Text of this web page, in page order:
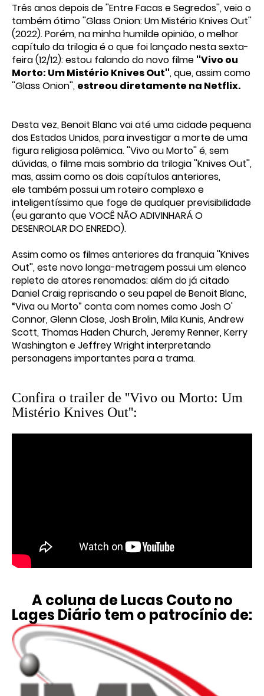
Três anos depois de ''Entre Facas e Segredos'', veio o
também ótimo ''Glass Onion: Um Mistério Knives Out''
(2022). Porém, na minha humilde opinião, o melhor
capítulo da trilogia é o que foi lançado nesta sexta-
feira (12/12): estou falando do novo filme ''Vivo ou
Morto: Um Mistério Knives Out'', que, assim como
''Glass Onion'', estreou diretamente na Netflix.
Desta vez, Benoit Blanc vai até uma cidade pequena
dos Estados Unidos, para investigar a morte de uma
figura religiosa polêmica. ''Vivo ou Morto'' é, sem
dúvidas, o filme mais sombrio da trilogia ''Knives Out'',
mas, assim como os dois capítulos anteriores,
ele também possui um roteiro complexo e
inteligentíssimo que foge de qualquer previsibilidade
(eu garanto que VOCÊ NÃO ADIVINHARÁ O
DESENROLAR DO ENREDO).
Assim como os filmes anteriores da franquia ''Knives
Out'', este novo longa-metragem possui um elenco
repleto de atores renomados: além do já citado
Daniel Craig reprisando o seu papel de Benoit Blanc,
“Viva ou Morto” conta com nomes como Josh O'
Connor, Glenn Close, Josh Brolin, Mila Kunis, Andrew
Scott, Thomas Haden Church, Jeremy Renner, Kerry
Washington e Jeffrey Wright interpretando
personagens importantes para a trama.
Confira o trailer de ''Vivo ou Morto: Um
Mistério Knives Out'':
A coluna de Lucas Couto no
Lages Diário tem o patrocínio de: